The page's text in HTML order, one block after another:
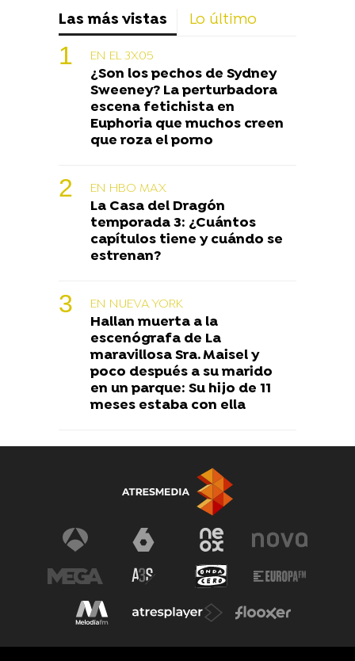
Las más vistas Lo último
EN EL 3X05
¿Son los pechos de Sydney
Sweeney? La perturbadora
escena fetichista en
Euphoria que muchos creen
que roza el porno
EN HBO MAX
La Casa del Dragón
temporada 3: ¿Cuántos
capítulos tiene y cuándo se
estrenan?
EN NUEVA YORK
Hallan muerta a la
escenógrafa de La
maravillosa Sra. Maisel y
poco después a su marido
en un parque: Su hijo de 11
meses estaba con ella